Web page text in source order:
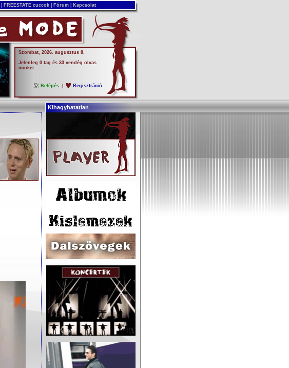
FREESTATE cuccok Fórum Kapcsolat
Szombat, 2026. augusztus 8.
Jelenleg 0 tag és 33 vendég olvas
minket.
Belépés Regisztráció
Kihagyhatatlan